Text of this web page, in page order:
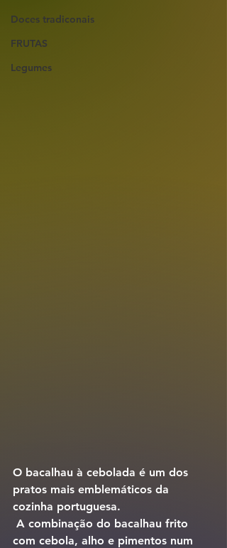
Doces tradiconais
FRUTAS
Legumes
O bacalhau à cebolada é um dos
pratos mais emblemáticos da
cozinha portuguesa.
com cebola, alho e pimentos num